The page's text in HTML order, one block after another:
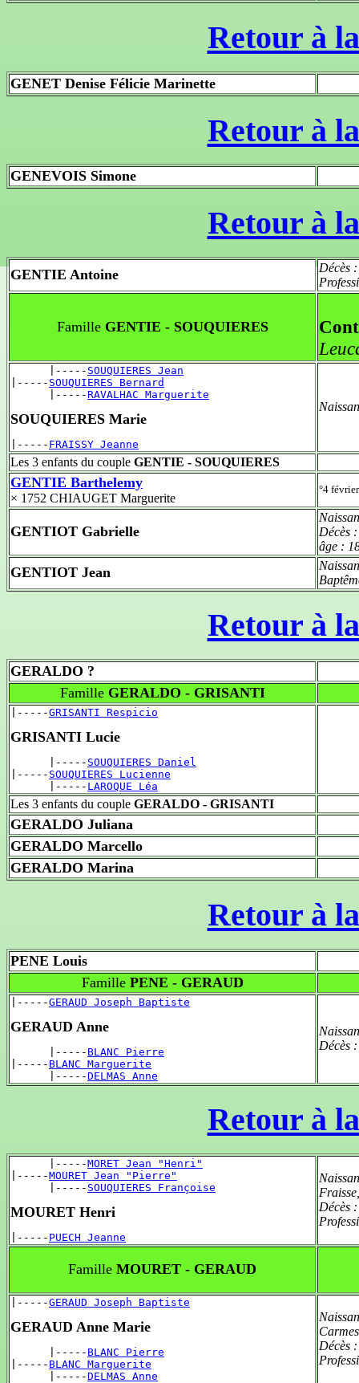
Retour à
GENET Denise Félicie Marinette
Retour à
GENEVOIS Simone
Retour à
GENTIE Antoine
Décès
FamilleGENTIE - SOUQUIERES
      |-----
SOUQUIERES Jean
|----- SOUQUIERES Bernard
      |-----
RAVALHAC Marguerite
SOUQUIERES Marie
|----- FRAISSY Jeanne
Les 3 enfants du couple GENTIE - SOUQUIERES
GENTIE Barthelemy
× 1752 CHIAUGET Marguerite
°4
GENTIOT Gabrielle
Décès
âge :
GENTIOT Jean
Retour à
GERALDO ?
FamilleGERALDO - GRISANTI
|-----GRISANTI Respicio
GRISANTI Lucie
      |-----
SOUQUIERES Daniel
|----- SOUQUIERES Lucienne
      |-----
LAROQUE Léa
Les 3 enfants du couple GERALDO - GRISANTI
GERALDO Juliana
GERALDO Marcello
GERALDO Marina
Retour à
PENE Louis
FamillePENE - GERAUD
|-----GERAUD Joseph Baptiste
GERAUD Anne
      |-----
BLANC Pierre
|----- BLANC Marguerite
      |-----
DELMAS Anne
Décès
Retour à
      |-----
MORET Jean "Henri"
|-----MOURET Jean "Pierre"
      |-----
SOUQUIERES Françoise
MOURET Henri
|----- PUECH Jeanne
Décès
Famille MOURET - GERAUD
|-----GERAUD Joseph Baptiste
GERAUD Anne Marie
      |-----
BLANC Pierre
|----- BLANC Marguerite
      |-----
DELMAS Anne
Carmes
Décès